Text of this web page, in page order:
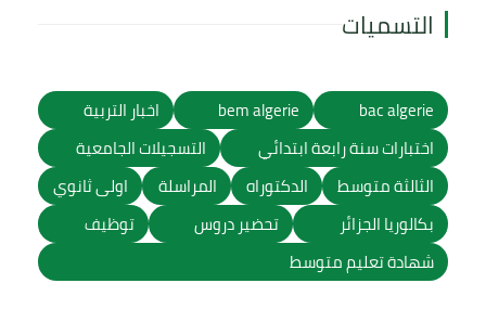
التسميات
bac algerie
bem algerie
اخبار التربية
اختبارات سنة رابعة ابتدائي
التسجيلات الجامعية
الثالثة متوسط
الدكتوراه المراسلة
اولى ثانوي
بكالوريا الجزائر
تحضير دروس
توظيف
شهادة تعليم متوسط